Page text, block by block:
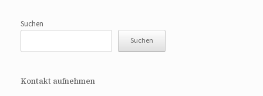
Suchen
Suchen
Kontakt aufnehmen